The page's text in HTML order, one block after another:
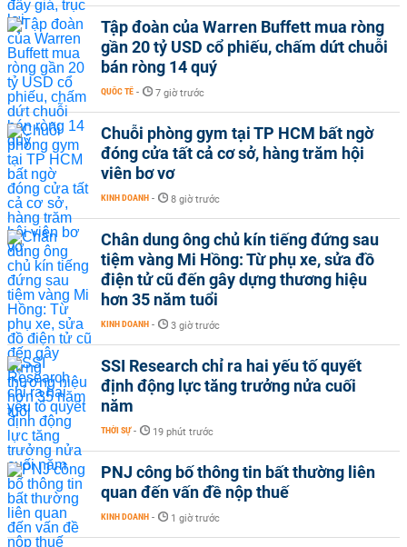
Tập đoàn của Warren Buffett mua ròng
gần 20 tỷ USD cổ phiếu, chấm dứt chuỗi
bán ròng 14 quý
QUỐC TẾ - 7 giờ trước
Chuỗi phòng gym tại TP HCM bất ngờ
đóng cửa tất cả cơ sở, hàng trăm hội
viên bơ vơ
KINH DOANH - 8 giờ trước
Chân dung ông chủ kín tiếng đứng sau
tiệm vàng Mi Hồng: Từ phụ xe, sửa đồ
điện tử cũ đến gây dựng thương hiệu
hơn 35 năm tuổi
KINH DOANH - 3 giờ trước
SSI Research chỉ ra hai yếu tố quyết
định động lực tăng trưởng nửa cuối
năm
THỜI SỰ - 19 phút trước
PNJ công bố thông tin bất thường liên
quan đến vấn đề nộp thuế
KINH DOANH - 1 giờ trước